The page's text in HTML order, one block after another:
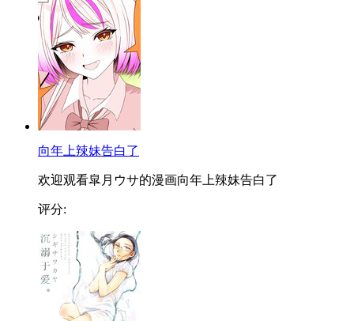
向年上辣妹告白了
欢迎观看皐月ウサ的漫画向年上辣妹告白了
评分: